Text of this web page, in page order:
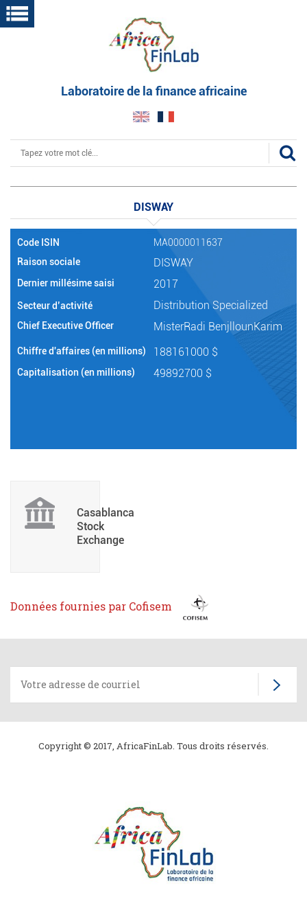
Aller
au
Laboratoire de la finance africaine
Rechercher
DISWAY
Code ISIN
MA0000011637
Raison sociale
DISWAY
Dernier millésime saisi 2017
Secteur d’activité Distribution Specialized
Chief Executive Officer MisterRadi BenjllounKarim
Chiffre d'affaires (en millions) 188161000 $
Capitalisation (en millions) 49892700 $
Casablanca
Stock
Exchange
Données fournies par Cofisem
Copyright © 2017, AfricaFinLab. Tous droits réservés.